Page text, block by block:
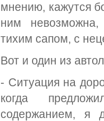
мнению, кажутся
ним
тихим сапом, с
Вот и один из
- Ситуация на
когда
содержанием, я